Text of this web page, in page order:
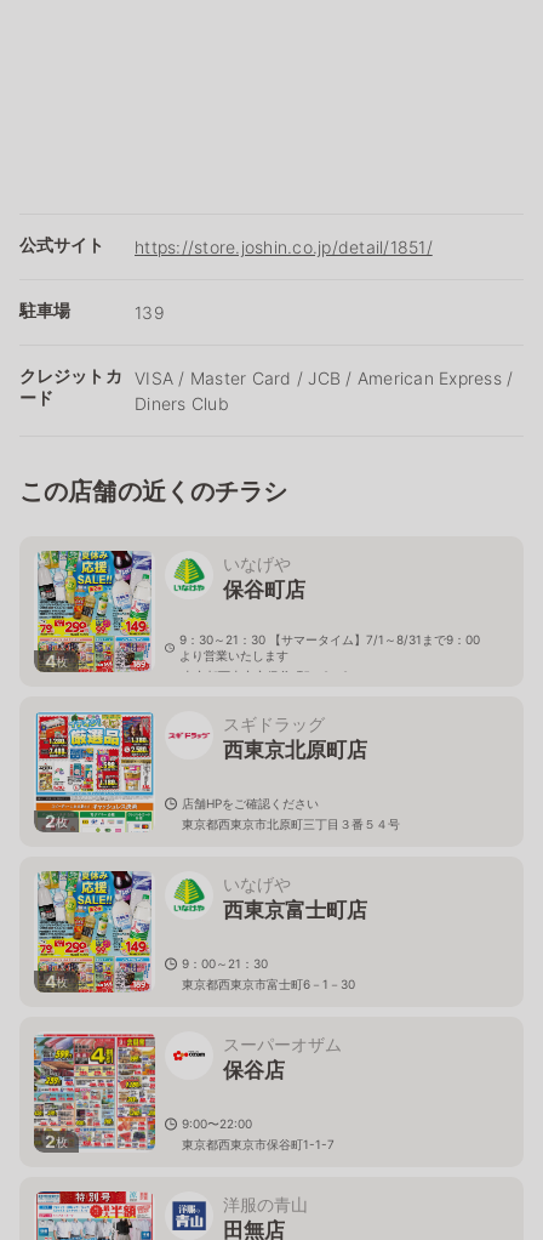
公式サイト https://store.joshin.co.jp/detail/1851/
駐車場 139
クレジットカ
ード
VISA / Master Card / JCB / American Express /
Diners Club
この店舗の近くのチラシ
4枚
いなげや
保谷町店
9：30～21：30 【サマータイム】7/1～8/31まで9：00
より営業いたします
東京都西東京市保谷町5－8－8
2枚
スギドラッグ
西東京北原町店
店舗HPをご確認ください
東京都西東京市北原町三丁目３番５４号
4枚
いなげや
西東京富士町店
9：00～21：30
東京都西東京市富士町6－1－30
2枚
スーパーオザム
保谷店
9:00〜22:00
東京都西東京市保谷町1-1-7
洋服の青山
田無店